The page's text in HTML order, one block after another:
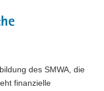
des SMWA, die
finanzielle